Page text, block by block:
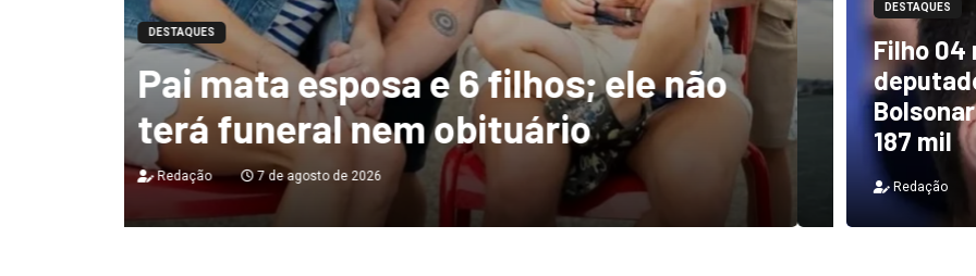
Ciclone-bomba tem ventos de mais
de 130 km/h e deixa rastro de
destruição no Brasil
Redação 7 de agosto de 2026
TCU
e PF
DESTAQUES
Filho 04
187 mil
Redação